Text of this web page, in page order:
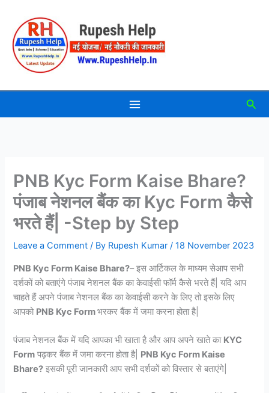
content
PNB Kyc Form Kaise Bhare?
पंजाब नेशनल बैंक का Kyc Form कैसे
भरते हैं| -Step by Step
Leave a Comment / By Rupesh Kumar/18 November 2023
PNB Kyc Form Kaise Bhare?– इस आर्टिकल के माध्यम सेआप सभी
दर्शकों को बताएंगे पंजाब नेशनल बैंक का केवाईसी फॉर्म कैसे भरते हैं| यदि आप
चाहते हैं अपने पंजाब नेशनल बैंक का केवाईसी करने के लिए तो इसके लिए
आपको PNB Kyc Formभरकर बैंक में जमा करना होता है|
पंजाब नेशनल बैंक में यदि आपका भी खाता है और आप अपने खाते का KYC
Form पढ़कर बैंक में जमा करना होता है| PNB Kyc Form Kaise
Bhare? इसकी पूरी जानकारी आप सभी दर्शकों को विस्तार से बताएंगे|